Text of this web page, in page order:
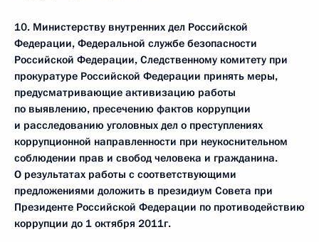
10. Министерству внутренних дел Российской
Федерации, Федеральной службе безопасности
Российской Федерации, Следственному комитету при
прокуратуре Российской Федерации принять меры,
предусматривающие активизацию работы
по выявлению, пресечению фактов коррупции
и расследованию уголовных дел о преступлениях
коррупционной направленности при неукоснительном
соблюдении прав и свобод человека и гражданина.
О результатах работы с соответствующими
предложениями доложить в президиум Совета при
Президенте Российской Федерации по противодействию
коррупции до 1 октября 2011г.